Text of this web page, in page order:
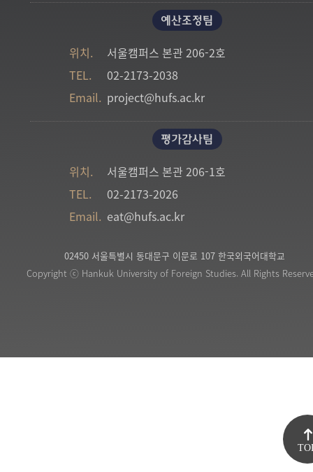
예산조정팀
위치.
서울캠퍼스 본관 206-2호
TEL.
02-2173-2038
Email. project@hufs.ac.kr
평가감사팀
위치.
서울캠퍼스 본관 206-1호
TEL.
02-2173-2026
Email. eat@hufs.ac.kr
02450 서울특별시 동대문구 이문로 107 한국외국어대학교
Copyright ⓒ Hankuk University of Foreign Studies. All Rights